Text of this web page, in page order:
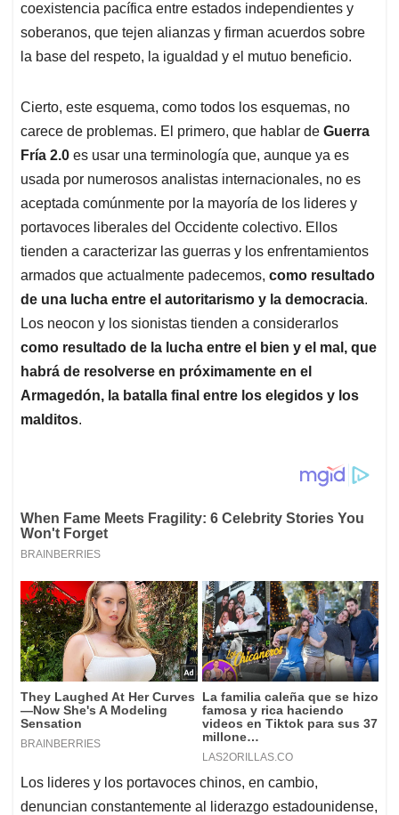
coexistencia pacífica entre estados independientes y
soberanos, que tejen alianzas y firman acuerdos sobre
la base del respeto, la igualdad y el mutuo beneficio.
Cierto, este esquema, como todos los esquemas, no
carece de problemas. El primero, que hablar de Guerra
Fría 2.0 es usar una terminología que, aunque ya es
usada por numerosos analistas internacionales, no es
aceptada comúnmente por la mayoría de los lideres y
portavoces liberales del Occidente colectivo. Ellos
tienden a caracterizar las guerras y los enfrentamientos
armados que actualmente padecemos, como resultado
de una lucha entre el autoritarismo y la democracia.
Los neocon y los sionistas tienden a considerarlos
como resultado de la lucha entre el bien y el mal, que
habrá de resolverse en próximamente en el
Armagedón, la batalla final entre los elegidos y los
malditos.
Los lideres y los portavoces chinos, en cambio,
denuncian constantemente al liderazgo estadounidense,